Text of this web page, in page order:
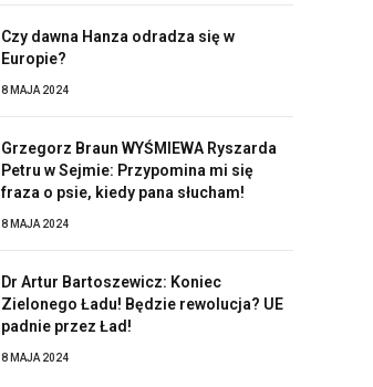
Czy dawna Hanza odradza się w
Europie?
8 MAJA 2024
Grzegorz Braun WYŚMIEWA Ryszarda
Petru w Sejmie: Przypomina mi się
fraza o psie, kiedy pana słucham!
8 MAJA 2024
Dr Artur Bartoszewicz: Koniec
Zielonego Ładu! Będzie rewolucja? UE
padnie przez Ład!
8 MAJA 2024